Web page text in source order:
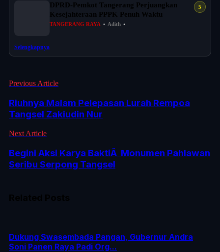
DPRD-Pemkot Tangerang Perjuangkan
Kesejahteraan PPPK Penuh Waktu
TANGERANG RAYA • Adith •
Selengkapnya
Previous Article
Riuhnya Malam Pelepasan Lurah Rempoa
Tangsel Zakiudin Nur
Next Article
Begini Aksi Karya BaktiÂ Monumen Pahlawan
Seribu Serpong Tangsel
Dukung Swasembada Pangan, Gubernur Andra
Soni Panen Raya Padi Org...